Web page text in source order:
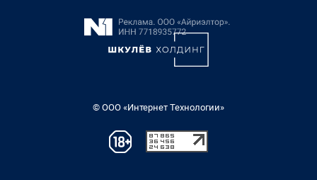
© ООО «Интернет Технологии»